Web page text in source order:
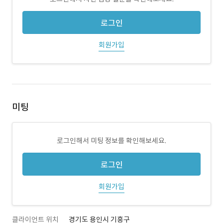
로그인
회원가입
미팅
로그인해서 미팅 정보를 확인해보세요.
로그인
회원가입
클라이언트 위치 경기도 용인시 기흥구